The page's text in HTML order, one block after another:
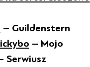
– Guildenstern
– Mojo
Serwiusz